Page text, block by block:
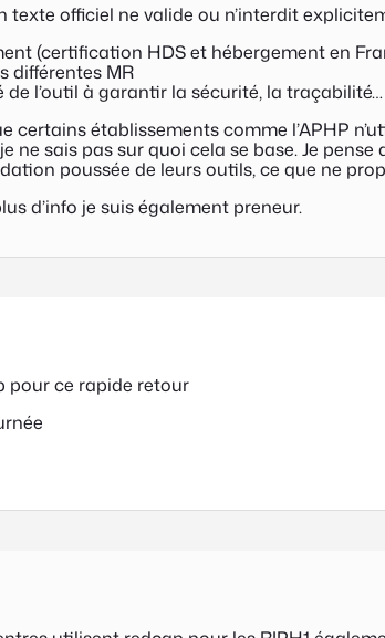
texte officiel ne valide ou n’interdit
(certification HDS et hébergement en
différentes MR
de l’outil à garantir la sécurité, la traçabilité…
certains établissements comme l’APHP
je ne sais pas sur quoi cela se base. Je
poussée de leurs outils, ce que ne
d’info je suis également preneur.
pour ce rapide retour